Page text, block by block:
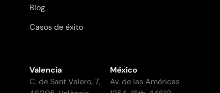
Blog
Casos de éxito
Valencia
C. de Sant Valero, 7,
México
Av. de las Américas